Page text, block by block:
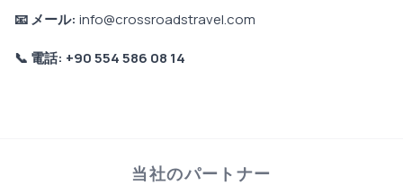
📧 メール: info@crossroadstravel.com
📞 電話: +90 554 586 08 14
当社のパートナー